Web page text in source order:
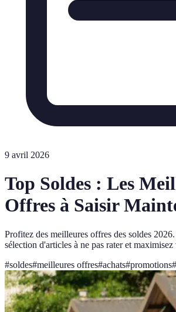
9 avril 2026
Top Soldes : Les
Offres à Saisir
Profitez des meilleures offres des soldes
sélection d'articles à ne pas rater et maximisez
#soldes#meilleures offres#achats#promotions#